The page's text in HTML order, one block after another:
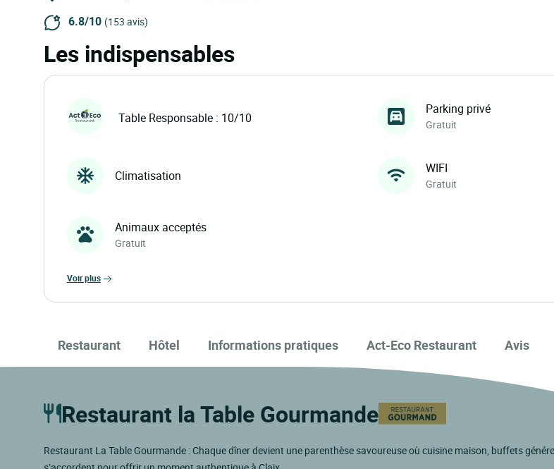
6.8/10 (153 avis)
Les indispensables
Table Responsable : 10/10
Parking privé
Gratuit
Climatisation WIFI
Gratuit
Animaux acceptés
Gratuit
voir plus
Restaurant Hôtel Informations pratiques Act-Eco Restaurant Avis
Restaurant la Table Gourmande
Restaurant La Table Gourmande : Chaque dîner devient une parenthèse savoureuse où cuisine maison, buffets